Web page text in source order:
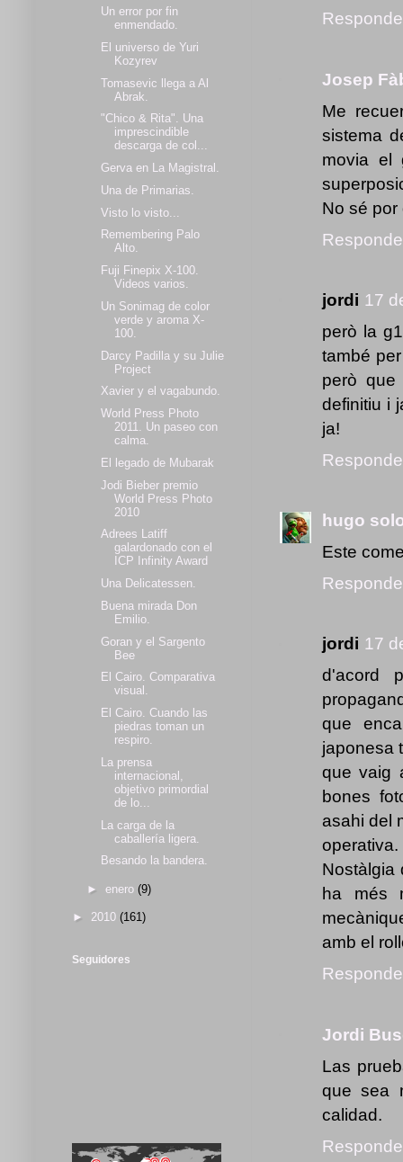
Josep
Me
sistema
movia el
No sé
jordi 17
però la
també
però que
definitiu i
ja!
hugo
Este
jordi 17
d'acord
que
japonesa
que vaig
bones
asahi del
Nostàlgia
ha més
amb el
Jordi
Las
que sea
calidad.
Un error por fin
enmendado.
El universo de Yuri
Kozyrev
Tomasevic llega a Al
Abrak.
"Chico & Rita". Una
imprescindible
descarga de col...
Gerva en La Magistral.
Una de Primarias.
Visto lo visto...
Remembering Palo
Alto.
Fuji Finepix X-100.
Videos varios.
Un Sonimag de color
verde y aroma X-
100.
Darcy Padilla y su Julie
Project
Xavier y el vagabundo.
World Press Photo
2011. Un paseo con
calma.
El legado de Mubarak
Jodi Bieber premio
World Press Photo
2010
Adrees Latiff
galardonado con el
ICP Infinity Award
Una Delicatessen.
Buena mirada Don
Emilio.
Goran y el Sargento
Bee
El Cairo. Comparativa
visual.
El Cairo. Cuando las
piedras toman un
respiro.
La prensa
internacional,
objetivo primordial
de lo...
La carga de la
caballería ligera.
Besando la bandera.
► enero (9)
► 2010 (161)
Seguidores